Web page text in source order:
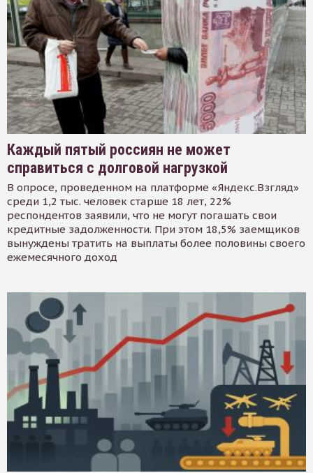
Каждый пятый россиян не может
справиться с долговой нагрузкой
В опросе, проведенном на платформе «Яндекс.Взгляд»
среди 1,2 тыс. человек старше 18 лет, 22%
респондентов заявили, что не могут погашать свои
кредитные задолженности. При этом 18,5% заемщиков
вынуждены тратить на выплаты более половины своего
ежемесячного доход